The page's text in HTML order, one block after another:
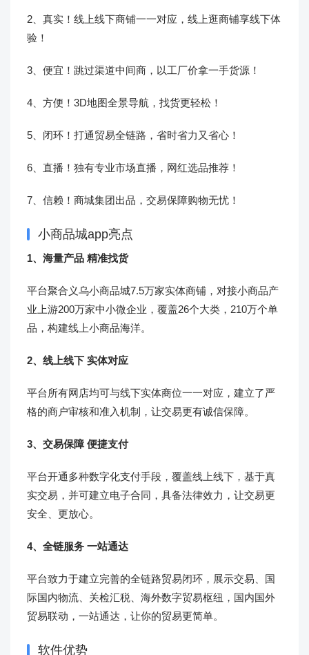
2、真实！线上线下商铺一一对应，线上逛商铺享线下体
验！
3、便宜！跳过渠道中间商，以工厂价拿一手货源！
4、方便！3D地图全景导航，找货更轻松！
5、闭环！打通贸易全链路，省时省力又省心！
6、直播！独有专业市场直播，网红选品推荐！
7、信赖！商城集团出品，交易保障购物无忧！
小商品城app亮点
1、海量产品 精准找货
平台聚合义乌小商品城7.5万家实体商铺，对接小商品产
业上游200万家中小微企业，覆盖26个大类，210万个单
品，构建线上小商品海洋。
2、线上线下 实体对应
平台所有网店均可与线下实体商位一一对应，建立了严
格的商户审核和准入机制，让交易更有诚信保障。
3、交易保障 便捷支付
平台开通多种数字化支付手段，覆盖线上线下，基于真
实交易，并可建立电子合同，具备法律效力，让交易更
安全、更放心。
4、全链服务 一站通达
平台致力于建立完善的全链路贸易闭环，展示交易、国
际国内物流、关检汇税、海外数字贸易枢纽，国内国外
贸易联动，一站通达，让你的贸易更简单。
软件优势